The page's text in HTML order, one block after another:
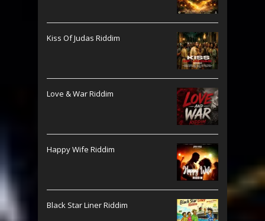
Kiss Of Judas Riddim
Love & War Riddim
Happy Wife Riddim
Black Star Liner Riddim